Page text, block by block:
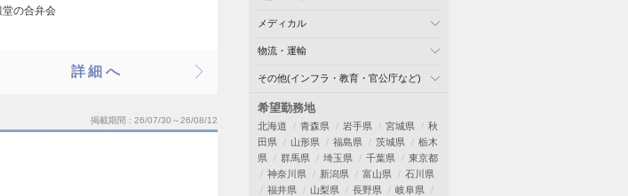
の合弁会
詳細へ
掲載期間 26/07/30～26/08/12
メディカル
物流・運輸
その他(インフラ・教育・官公庁など)
希望勤務地
北海道 青森県 岩手県 宮城県
秋
田県
山形県 福島県 茨城県
栃木
県
群馬県 埼玉県 千葉県
東京都
神奈川県
新潟県 富山県
石川県
福井県
山梨県 長野県
岐阜県